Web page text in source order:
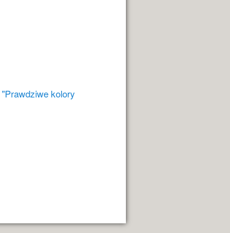
"Prawdziwe kolory